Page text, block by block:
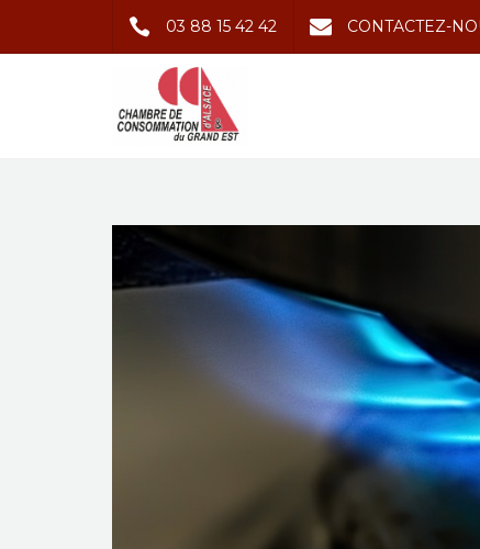
03 88 15 42 42 CONTACTEZ-